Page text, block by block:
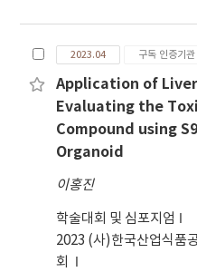
2023.04 구독 인증기
Application of
Evaluating the
Compound using
Organoid
이홍진
학술대회 및 심포지엄
2023 (사)한국산업식품
회